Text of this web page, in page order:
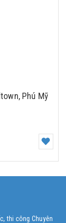
Phú Mỹ
thi công Chuyên